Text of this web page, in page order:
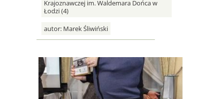
Krajoznawczej im. Waldemara Dońca w
Łodzi (4)
autor: Marek Śliwiński